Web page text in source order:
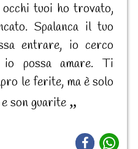
tuoi ho trovato,
Spalanca il tuo
entrare, io cerco
possa amare. Ti
le ferite, ma è solo
son guarite